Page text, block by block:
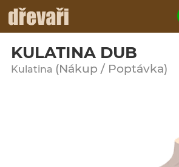
KULATINA DUB
Kulatina (Nákup / Poptávka)